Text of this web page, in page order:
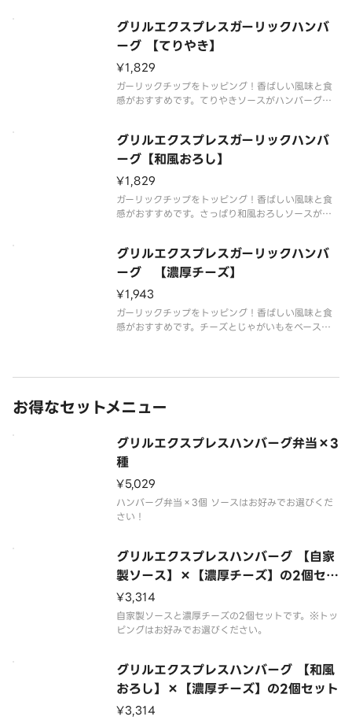
います。
グリルエクスプレスガーリックハンバ
ーグ 【てりやき】
¥1,829
ガーリックチップをトッピング！香ばしい風味と食
感がおすすめです。てりやきソースがハンバーグの
グリルエクスプレスガーリックハンバ
ーグ【和風おろし】
¥1,829
ガーリックチップをトッピング！香ばしい風味と食
感がおすすめです。さっぱり和風おろしソースがハ
グリルエクスプレスガーリックハンバ
ーグ 【濃厚チーズ】
¥1,943
ガーリックチップをトッピング！香ばしい風味と食
感がおすすめです。チーズとじゃがいもをベースに
お得なセットメニュー
グリルエクスプレスハンバーグ弁当×3
種
¥5,029
ハンバーグ弁当×3個 ソースはお好みでお選びくだ
さい！
グリルエクスプレスハンバーグ 【自家
製ソース】×【濃厚チーズ】の2個セッ
ト
¥3,314
自家製ソースと濃厚チーズの2個セットです。※トッ
ピングはお好みでお選びください。
グリルエクスプレスハンバーグ 【和風
おろし】×【濃厚チーズ】の2個セット
¥3,314